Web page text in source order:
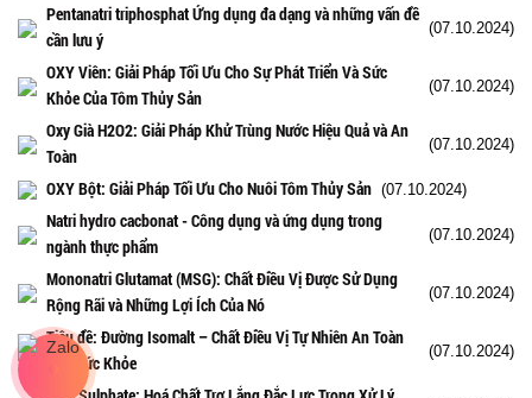
Pentanatri triphosphat Ứng dụng đa dạng và những vấn đề
cần lưu ý
(07.10.2024)
OXY Viên: Giải Pháp Tối Ưu Cho Sự Phát Triển Và Sức
Khỏe Của Tôm Thủy Sản
(07.10.2024)
Oxy Già H2O2: Giải Pháp Khử Trùng Nước Hiệu Quả và An
Toàn
(07.10.2024)
OXY Bột: Giải Pháp Tối Ưu Cho Nuôi Tôm Thủy Sản (07.10.2024)
Natri hydro cacbonat - Công dụng và ứng dụng trong
ngành thực phẩm
(07.10.2024)
Mononatri Glutamat (MSG): Chất Điều Vị Được Sử Dụng
Rộng Rãi và Những Lợi Ích Của Nó
(07.10.2024)
Tiêu đề: Đường Isomalt – Chất Điều Vị Tự Nhiên An Toàn
Cho Sức Khỏe
(07.10.2024)